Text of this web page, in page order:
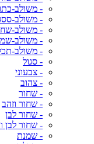
- משולב-
- משולב-
- משולב-
- משולב-
- משולב-
- סגול
- צבעוני
- צהוב
- שחור
- שחור וזהב
- שחור לבן
- שחור לבן
- שמנת